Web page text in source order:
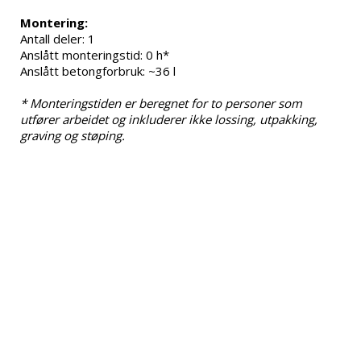
Montering:
Antall deler: 1
Anslått monteringstid: 0 h*
Anslått betongforbruk: ~36 l
* Monteringstiden er beregnet for to personer som
utfører arbeidet og inkluderer ikke lossing, utpakking,
graving og støping.